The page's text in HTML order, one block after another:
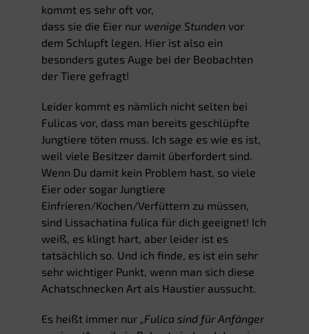
kommt es sehr oft vor,
dass sie die Eier nur wenige Stunden vor
dem Schlupft legen. Hier ist also ein
besonders gutes Auge bei der Beobachten
der Tiere gefragt!
Leider kommt es nämlich nicht selten bei
Fulicas vor, dass man bereits geschlüpfte
Jungtiere töten muss. Ich sage es wie es ist,
weil viele Besitzer damit überfordert sind.
Wenn Du damit kein Problem hast, so viele
Eier oder sogar Jungtiere
Einfrieren/Kochen/Verfüttern zu müssen,
sind Lissachatina fulica für dich geeignet! Ich
weiß, es klingt hart, aber leider ist es
tatsächlich so. Und ich finde, es ist ein sehr
sehr wichtiger Punkt, wenn man sich diese
Achatschnecken Art als Haustier aussucht.
Es heißt immer nur „Fulica sind für Anfänger